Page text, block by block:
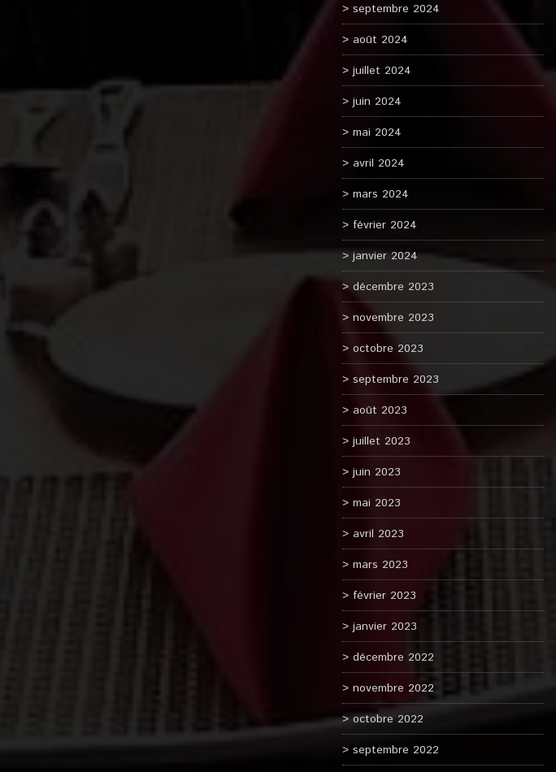
septembre 2024
août 2024
juillet 2024
juin 2024
mai 2024
avril 2024
mars 2024
février 2024
janvier 2024
décembre 2023
novembre 2023
octobre 2023
septembre 2023
août 2023
juillet 2023
juin 2023
mai 2023
avril 2023
mars 2023
février 2023
janvier 2023
décembre 2022
novembre 2022
octobre 2022
septembre 2022